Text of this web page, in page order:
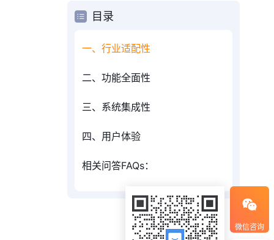
目录
一、行业适配性
二、功能全面性
三、系统集成性
四、用户体验
相关问答FAQs：
微信咨询